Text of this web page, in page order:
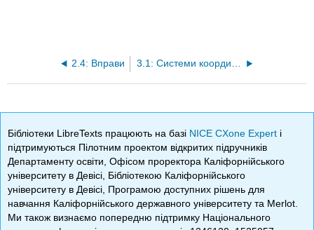
2.4: Вправи
Бібліотеки LibreTexts працюють на базі NICE CXone Expert і
підтримуються Пілотним проектом відкритих підручників
Департаменту освіти, Офісом проректора Каліфорнійського
університету в Девісі, Бібліотекою Каліфорнійського
університету в Девісі, Програмою доступних рішень для
навчання Каліфорнійського державного університету та Merlot.
Ми також визнаємо попередню підтримку Національного